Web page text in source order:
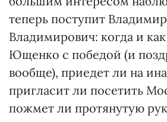
теперь поступит Владимир
Владимирович: когда и
Ющенко с победой (и
вообще), приедет ли на
пригласит ли посетить
пожмет ли протянутую